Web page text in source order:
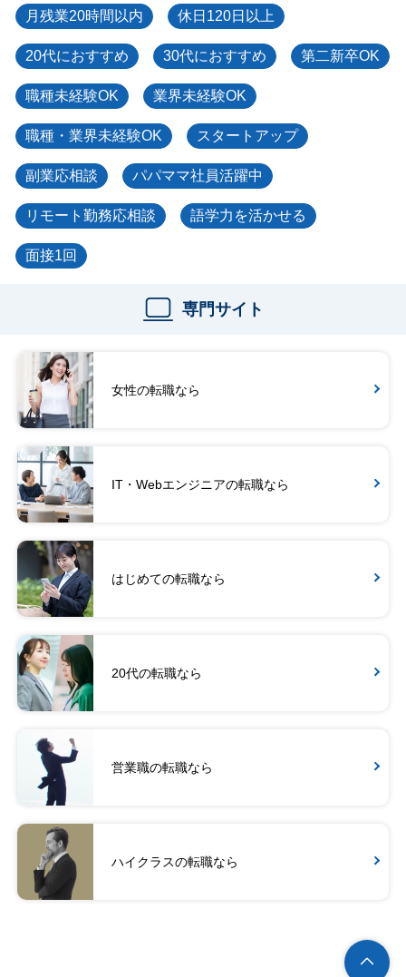
月残業20時間以内 休日120日以上
20代におすすめ 30代におすすめ 第二新卒OK
職種未経験OK 業界未経験OK
職種・業界未経験OK スタートアップ
副業応相談 パパママ社員活躍中
リモート勤務応相談 語学力を活かせる
面接1回
専門サイト
女性の転職なら
IT・Webエンジニアの転職なら
はじめての転職なら
20代の転職なら
営業職の転職なら
ハイクラスの転職なら